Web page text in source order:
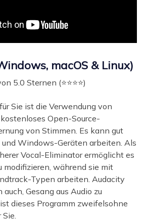
macOS & Linux)
5.0 Sternen (⭐⭐⭐⭐)
Sie ist die Verwendung von
Open-Source-
von Stimmen. Es kann gut
und Windows-Geräten arbeiten. Als
Vocal-Eliminator ermöglicht es
modifizieren, während sie mit
Typen arbeiten. Audacity
Gesang aus Audio zu
dieses Programm zweifelsohne